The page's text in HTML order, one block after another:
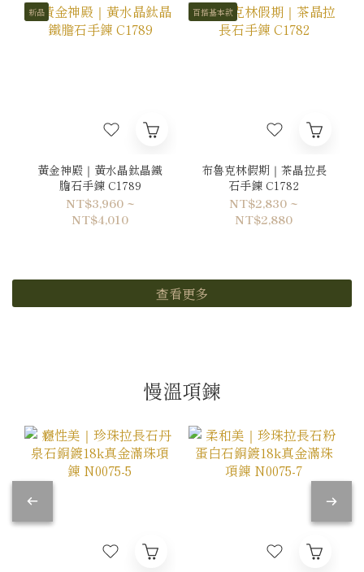
新品
黃金神殿｜黃水晶鈦晶鐵
膽石手鍊 C1789
NT$3,960 ~
NT$4,010
百搭基本款
布魯克林假期｜茶晶拉長
石手鍊 C1782
NT$2,830 ~
NT$2,880
查看更多
慢溫項鍊